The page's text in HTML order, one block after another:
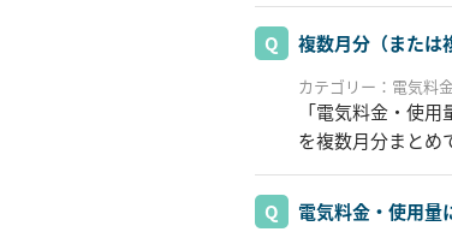
複数月分（または
カテゴリー：電気料
「電気料金・使
を複数月分まとめ
電気料金・使用量